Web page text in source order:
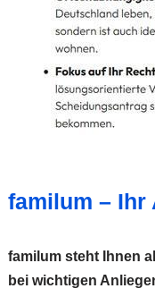
familum – Ihr
familum steht Ihnen
bei wichtigen